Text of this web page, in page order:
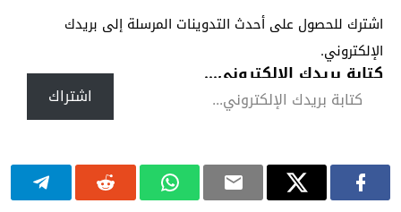
اشترك للحصول على أحدث التدوينات المرسلة إلى بريدك
الإلكتروني.
كتابة بريدك الإلكتروني...
اشتراك